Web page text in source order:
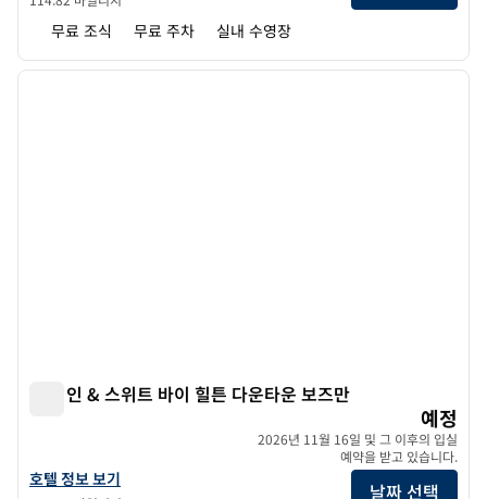
무료 조식 무료 주차 실내 수영장
1/7
1/7이전 이미지 다음
햄튼 인 & 스위트 바이 힐튼 다운타운 보즈만
햄튼 인 & 스위트 바이 힐튼 다운타운 보즈먼의 호텔 정보 보기
호텔 정보 보기
예정
2026년 11월 16일 및 그 이후의 입실
예약을 받고 있습니다.
날짜 선택